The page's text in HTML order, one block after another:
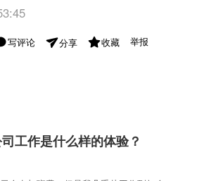
写评论 分享 收藏 举报
工作是什么样的体验？